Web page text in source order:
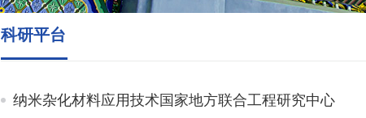
科研平台
纳米杂化材料应用技术国家地方联合工程研究中心